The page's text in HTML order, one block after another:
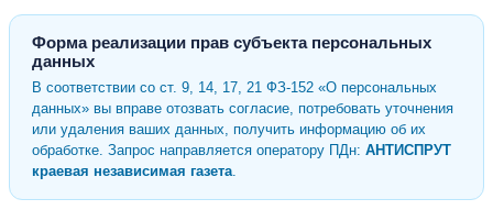
Форма реализации прав субъекта персональных
данных
В соответствии со ст. 9, 14, 17, 21 ФЗ-152 «О персональных
данных» вы вправе отозвать согласие, потребовать уточнения
или удаления ваших данных, получить информацию об их
обработке. Запрос направляется оператору ПДн: АНТИСПРУТ
краевая независимая газета.